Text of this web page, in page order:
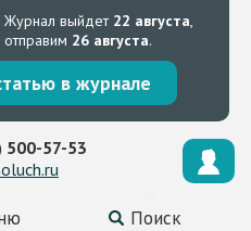
Журнал выйдет 22 августа,
26 августа.
в журнале
Поиск
500-57-53